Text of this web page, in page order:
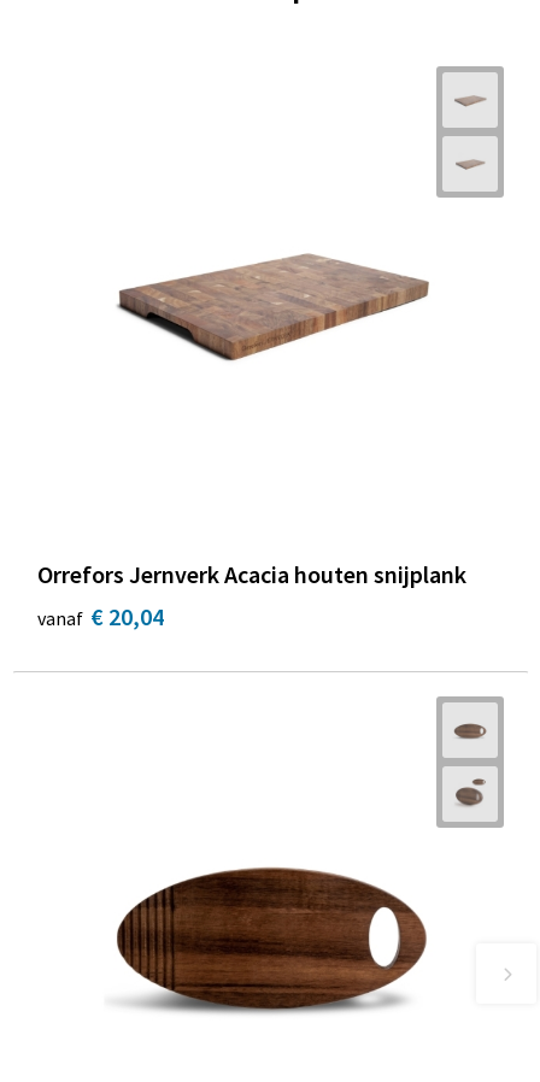
Orrefors Jernverk Acacia houten snijplank
vanaf € 20,04